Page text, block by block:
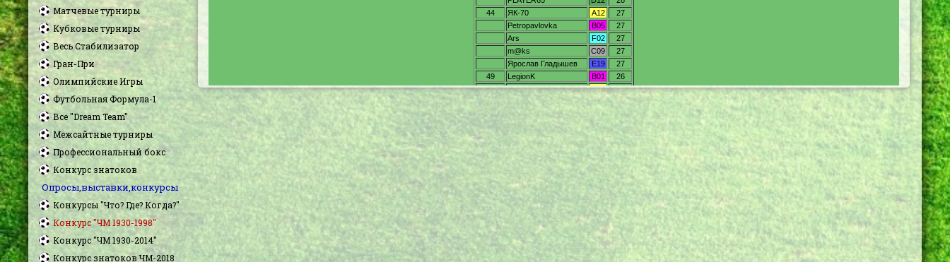
Матчевые турниры
Кубковые турниры
Весь Стабилизатор
Гран-При
Олимпийские Игры
Футбольная Формула-1
Все "Dream Team"
Межсайтные турниры
Профессиональный бокс
Конкурс знатоков
Опросы,выставки,конкурсы
Конкурсы "Что? Где? Когда?"
Конкурс "ЧМ 1930-1998"
Конкурс "ЧМ 1930-2014"
Конкурс знатоков ЧМ-2018